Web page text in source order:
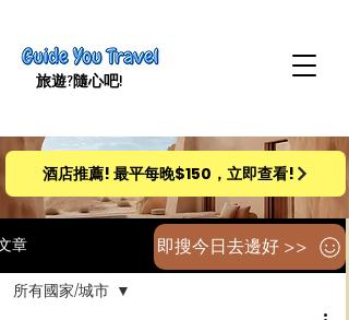
旅遊​?隨心吧!
酒店推薦! 最平每晚$150，立即查看!
章
所有國家/城市
即搜今日去邊好 >>